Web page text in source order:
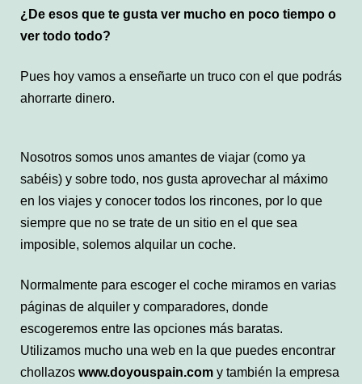
¿De esos que te gusta ver mucho en poco tiempo o
ver todo todo?
Pues hoy vamos a enseñarte un truco con el que podrás
ahorrarte dinero.
Nosotros somos unos amantes de viajar (como ya
sabéis) y sobre todo, nos gusta aprovechar al máximo
en los viajes y conocer todos los rincones, por lo que
siempre que no se trate de un sitio en el que sea
imposible, solemos alquilar un coche.
Normalmente para escoger el coche miramos en varias
páginas de alquiler y comparadores, donde
escogeremos entre las opciones más baratas.
Utilizamos mucho una web en la que puedes encontrar
chollazos www.doyouspain.com y también la empresa